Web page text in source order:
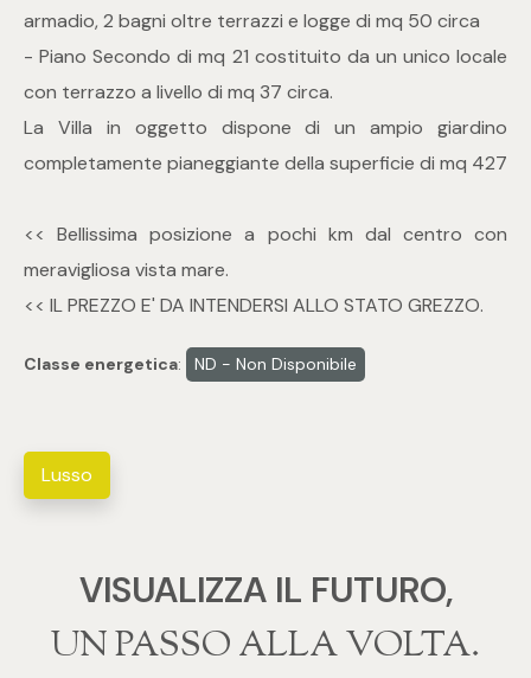
armadio, 2 bagni oltre terrazzi e logge di mq 50 circa
- Piano Secondo di mq 21 costituito da un unico locale
con terrazzo a livello di mq 37 circa.
La Villa in oggetto dispone di un ampio giardino
completamente pianeggiante della superficie di mq 427
<< Bellissima posizione a pochi km dal centro con
meravigliosa vista mare.
<< IL PREZZO E' DA INTENDERSI ALLO STATO GREZZO.
Classe energetica: ND - Non Disponibile
Lusso
VISUALIZZA IL FUTURO,
‍‍UN PASSO ALLA VOLTA.
Locali
Qualsiasi
1
3
5+